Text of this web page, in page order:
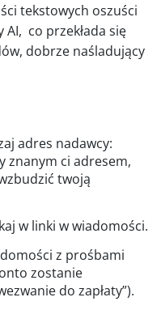
tekstowych oszuści
co przekłada się
dobrze naśladujący
adres nadawcy:
znanym ci adresem,
twoją
w linki w wiadomości.
z prośbami
zostanie
do zapłaty”).